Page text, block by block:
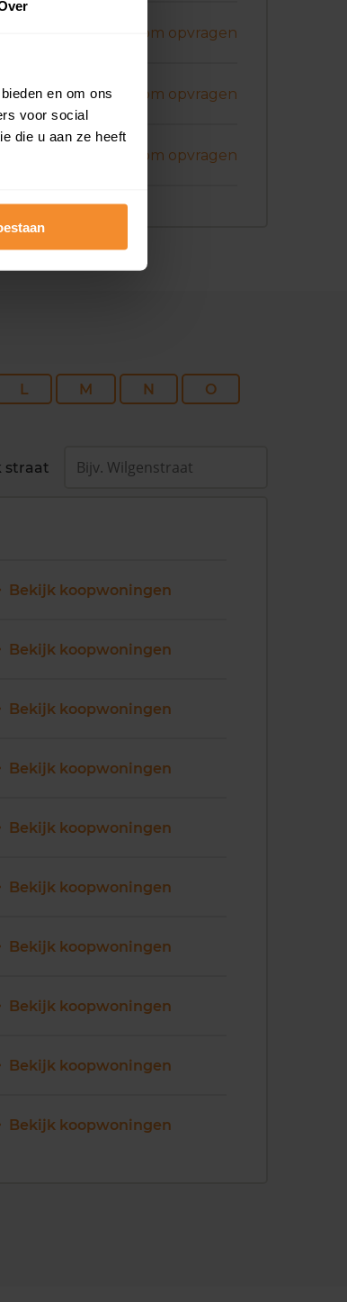
en om ons
voor social
die u aan ze heeft
Koopsom opvragen
Koopsom opvragen
Koopsom opvragen
L M N
O
straat
Bekijk koopwoningen
Bekijk koopwoningen
Bekijk koopwoningen
Bekijk koopwoningen
Bekijk koopwoningen
Bekijk koopwoningen
Bekijk koopwoningen
Bekijk koopwoningen
Bekijk koopwoningen
Bekijk koopwoningen